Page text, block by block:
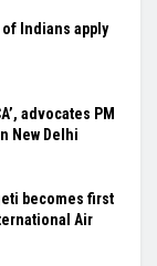
of Indians apply
advocates PM
New Delhi
becomes first
Air